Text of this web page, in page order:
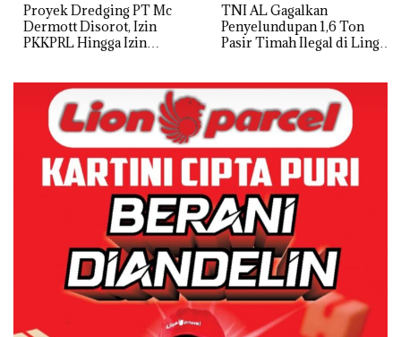
Proyek Dredging PT Mc
Dermott Disorot, Izin
PKKPRL Hingga Izin
TNI AL Gagalkan
Penyelundupan 1,6 Ton
Pasir Timah Ilegal di Lingga,
Diselundupkan ke Malaysia